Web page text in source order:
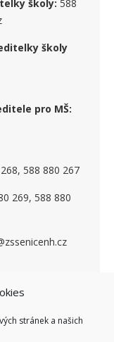
stránek a našich
školy: 588
školy
pro MŠ:
268, 588 880 267
269, 588 880